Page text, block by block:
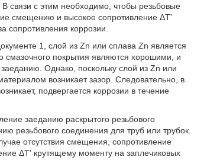
связи с этим необходимо, чтобы резьбовые
смещению и высокое сопротивление ΔT'
сопротивления коррозии.
1, слой из Zn или сплава Zn является
смазочного покрытия являются хорошими, и
Однако, поскольку слой из Zn или
возникает зазор. Следовательно, в
подвергается коррозии в течение
заеданию раскрытого резьбового
резьбового соединения для труб или трубок.
отсутствия смещения, сопротивление
ΔT' крутящему моменту на заплечиковых